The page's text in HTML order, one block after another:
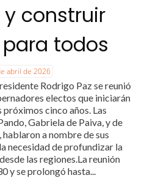
construir
todos
abril de 2026
Rodrigo Paz se reunió
electos que iniciarán
cinco años. Las
Gabriela de Paiva, y de
a nombre de sus
necesidad de profundizar la
las regiones.La reunión
y se prolongó hasta...